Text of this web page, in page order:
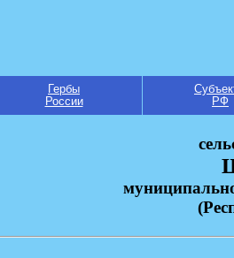
Гербы
России
РФ